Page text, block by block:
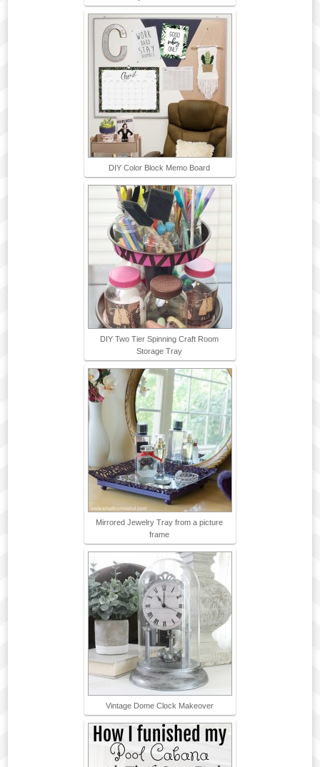
DIY Color Block Memo Board
DIY Two Tier Spinning Craft Room
Storage Tray
Mirrored Jewelry Tray from a picture
frame
Vintage Dome Clock Makeover